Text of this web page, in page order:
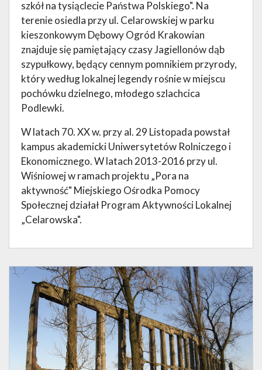
szkół na tysiąclecie Państwa Polskiego". Na
terenie osiedla przy ul. Celarowskiej w parku
kieszonkowym Dębowy Ogród Krakowian
znajduje się pamiętający czasy Jagiellonów dąb
szypułkowy, będący cennym pomnikiem przyrody,
który według lokalnej legendy rośnie w miejscu
pochówku dzielnego, młodego szlachcica
Podlewki.
W latach 70. XX w. przy al. 29 Listopada powstał
kampus akademicki Uniwersytetów Rolniczego i
Ekonomicznego. W latach 2013-2016 przy ul.
Wiśniowej w ramach projektu „Pora na
aktywność" Miejskiego Ośrodka Pomocy
Społecznej działał Program Aktywności Lokalnej
„Celarowska".